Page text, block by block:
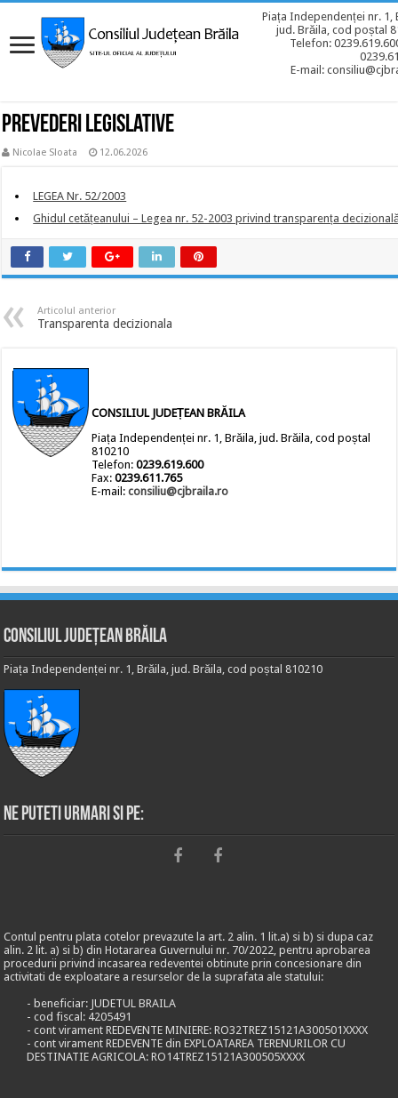
Piața Independenței nr. 1,
jud. Brăila, cod poștal
Telefon:
E-mail:
Prevederi legislative
Nicolae Sloata 12.06.2026
LEGEA Nr. 52/2003
Ghidul cetățeanului – Legea nr. 52-2003 privind transparența
Articolul anterior
Transparenta decizionala
CONSILIUL JUDEȚEAN BRĂILA
Piața Independenței nr. 1, Brăila, jud. Brăila, cod poștal
810210
Telefon:0239.619.600
Fax:0239.611.765
E-mail:consiliu@cjbraila.ro
Consiliul Județean Brăila
Piața Independenței nr. 1, Brăila, jud. Brăila, cod poștal 810210
Ne puteti urmari si pe:
Contul pentru plata cotelor prevazute la art. 2 alin. 1 lit.a) si b) si dupa caz
alin. 2 lit. a) si b) din Hotararea Guvernului nr. 70/2022, pentru aprobarea
procedurii privind incasarea redeventei obtinute prin concesionare din
activitati de exploatare a resurselor de la suprafata ale statului:
- beneficiar: JUDETUL BRAILA
- cod fiscal: 4205491
- cont virament REDEVENTE MINIERE: RO32TREZ15121A300501XXXX
- cont virament REDEVENTE din EXPLOATAREA TERENURILOR CU
DESTINATIE AGRICOLA: RO14TREZ15121A300505XXXX